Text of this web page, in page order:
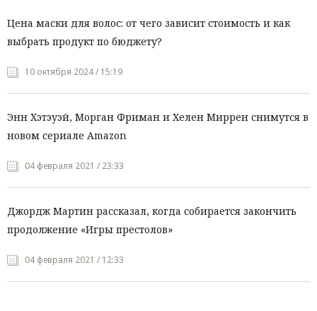
Цена маски для волос: от чего зависит стоимость и как
выбрать продукт по бюджету?
10 октября 2024 / 15:19
Энн Хэтэуэй, Морган Фриман и Хелен Миррен снимутся в
новом сериале Amazon
04 февраля 2021 / 23:33
Джордж Мартин рассказал, когда собирается закончить
продолжение «Игры престолов»
04 февраля 2021 / 12:33